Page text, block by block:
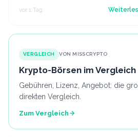
Altcoins wie XRP und Solana hab…
vor 1 Tag
VERGLEICH VON MISSCRYPTO
Krypto-Börsen im Vergleich
Gebühren, Lizenz, Angebot: die
direkten Vergleich.
Zum Vergleich